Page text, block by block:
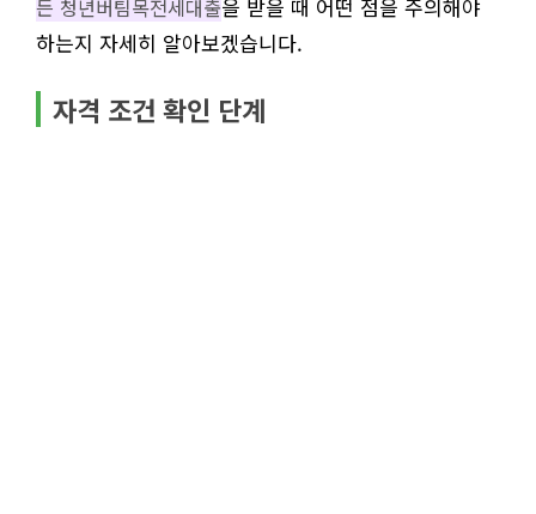
든 청년버팀목전세대출을 받을 때 어떤 점을 주의해야
하는지 자세히 알아보겠습니다.
자격 조건 확인 단계